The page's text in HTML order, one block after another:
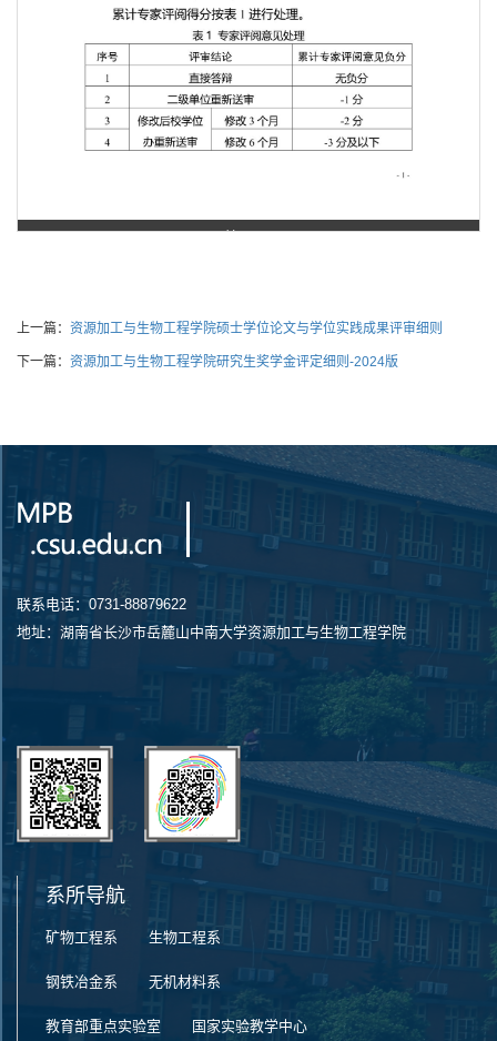
第 1 页
第 2 页
上一篇： 资源加工与生物工程学院硕士学位论文与学位实践成果评审细则
下一篇： 资源加工与生物工程学院研究生奖学金评定细则-2024版
联系电话：0731-88879622
地址：湖南省长沙市岳麓山中南大学资源加工与生物工程学院
系所导航
矿物工程系 生物工程系
钢铁冶金系 无机材料系
教育部重点实验室 国家实验教学中心